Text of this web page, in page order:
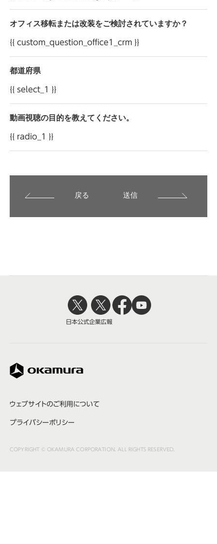
オフィス移転または改装をご検討されていますか？
{{ custom_question_office1_crm }}
都道府県
{{ select_1 }}
動画視聴の目的を教えてください。
{{ radio_1 }}
戻る 送信
ウェブサイトのご利用について
プライバシーポリシー
COPYRIGHT © OKAMURA CORPORATION. ALL RIGHTS RESERVED.
日本公式企業広報